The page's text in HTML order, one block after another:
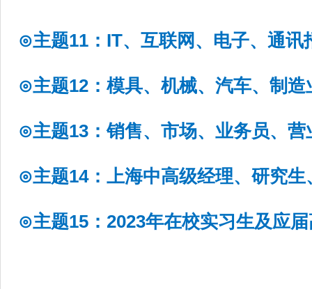
⊙主题11：IT、互联网、电子、通讯
⊙主题12：模具、机械、汽车、制造
⊙主题13：销售、市场、业务员、营
⊙主题14：上海中高级经理、研究生
⊙主题15：2023年在校实习生及应